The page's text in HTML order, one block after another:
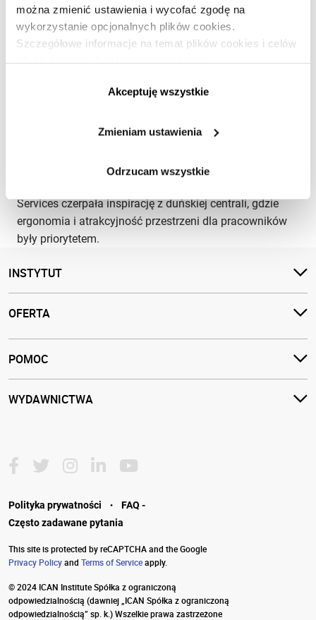
można zmienić ustawienia i wycofać zgodę na
wykorzystanie opcjonalnych plików cookies.
Szczegółowe informacje na temat plików cookies i celów
ich stosowania dostępne są na stronie
Akceptuję wszystkie
Zmieniam ustawienia
Odrzucam wszystkie
Połączyć elegancję z ergonomią
KULTURA ORGANIZACYJNA
Services czerpała inspirację z duńskiej centrali, gdzie
ergonomia i atrakcyjność przestrzeni dla pracowników
były priorytetem.
INSTYTUT
OFERTA
POMOC
WYDAWNICTWA
Polityka prywatności ·
FAQ -
Często zadawane pytania
This site is protected by reCAPTCHA and the Google
Privacy Policyand Terms of Serviceapply.
© 2024 ICAN Institute Spółka z ograniczoną
odpowiedzialnością (dawniej „ICAN Spółka z ograniczoną
odpowiedzialnością” sp. k.) Wszelkie prawa zastrzeżone